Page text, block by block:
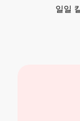
일일